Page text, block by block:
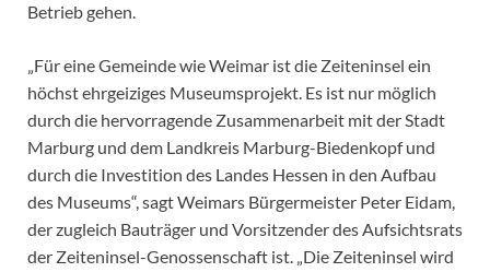
Betrieb gehen.
„Für eine Gemeinde wie Weimar ist die Zeiteninsel ein
höchst ehrgeiziges Museumsprojekt. Es ist nur möglich
durch die hervorragende Zusammenarbeit mit der Stadt
Marburg und dem Landkreis Marburg-Biedenkopf und
durch die Investition des Landes Hessen in den Aufbau
des Museums“, sagt Weimars Bürgermeister Peter Eidam,
der zugleich Bauträger und Vorsitzender des Aufsichtsrats
der Zeiteninsel-Genossenschaft ist. „Die Zeiteninsel wird